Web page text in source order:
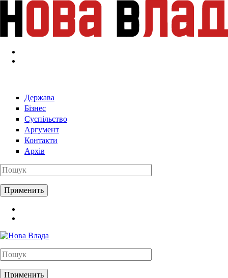
Перейти к основному содержанию
Держава
Бізнес
Суспільство
Аргумент
Контакти
Архів